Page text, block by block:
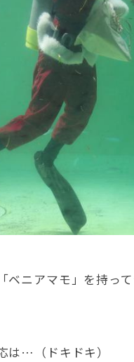
ベニアマモ」を持って
は…（ドキドキ）